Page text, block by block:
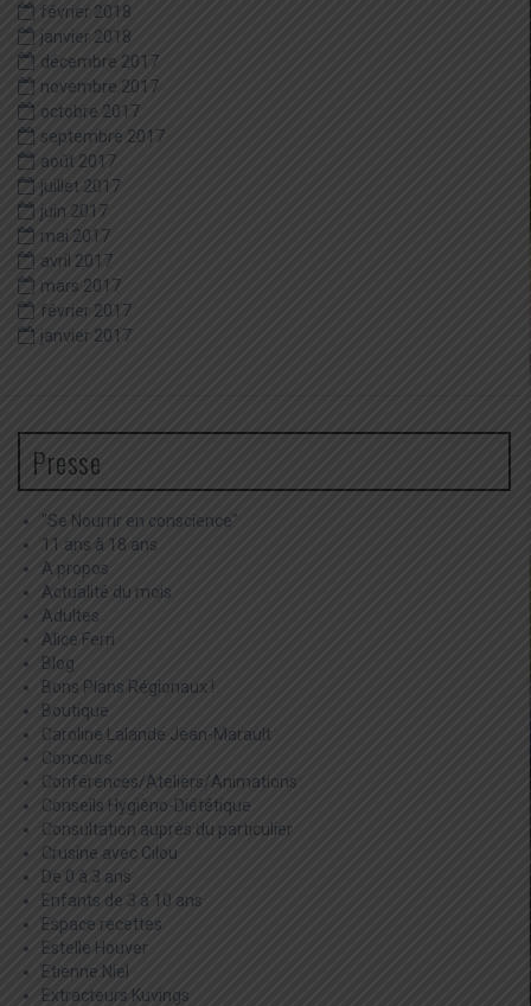
février 2018
janvier 2018
décembre 2017
novembre 2017
octobre 2017
septembre 2017
août 2017
juillet 2017
juin 2017
mai 2017
avril 2017
mars 2017
février 2017
janvier 2017
Presse
"Se Nourrir en conscience"
11 ans à 18 ans
A propos
Actualité du mois
Adultes
Alice Ferri
Blog
Bons Plans Régionaux !
Boutique
Caroline Lalande Jean-Marault
Concours
Conférences/Ateliers/Animations
Conseils Hygièno-Diététique
Consultation auprès du particulier
Crusine avec Cilou
De 0 à 3 ans
Enfants de 3 à 10 ans
Espace recettes
Estelle Houver
Etienne Niel
Extracteurs Kuvings